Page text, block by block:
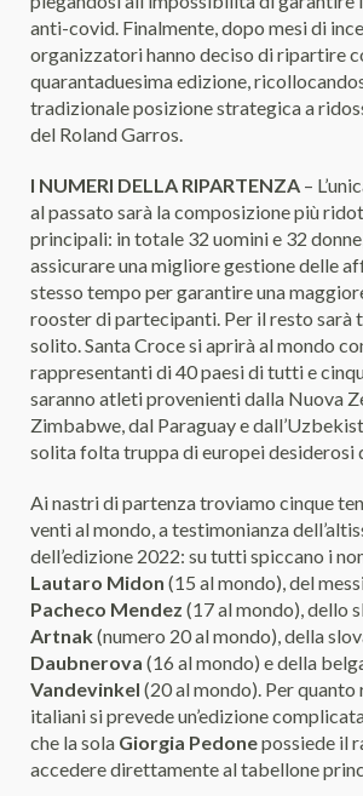
anti-covid. Finalmente, dopo mesi di
organizzatori hanno deciso di ripartire
quarantaduesima edizione,
tradizionale posizione strategica a
del Roland Garros.
I NUMERI DELLA RIPARTENZA –
al passato sarà la composizione più
principali: in totale 32 uomini e 32
assicurare una migliore gestione delle
stesso tempo per garantire una
rooster di partecipanti. Per il resto sarà
solito. Santa Croce si aprirà al mondo
rappresentanti di 40 paesi di tutti e
saranno atleti provenienti dalla Nuova
Zimbabwe, dal Paraguay e
solita folta truppa di europei desiderosi
Ai nastri di partenza troviamo cinque
venti al mondo, a testimonianza
dell’edizione 2022: su tutti spiccano i
Lautaro Midon (15 al mondo), del
Pacheco Mendez (17 al mondo), dello
Artnak(numero 20 al mondo), della
Daubnerova (16 al mondo) e della
Vandevinkel (20 al mondo). Per
italiani si prevede un’edizione
che la sola Giorgia Pedonepossiede il
accedere direttamente al tabellone